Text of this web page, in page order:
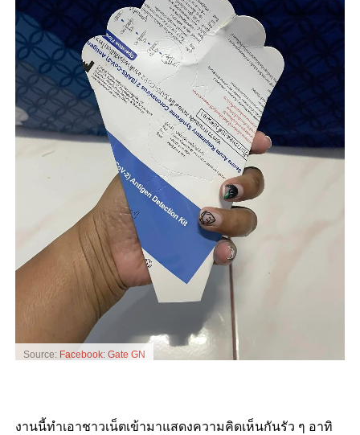
Source: Facebook: Gate GN
งานนี้ทำเอาชาวเน็ตเข้ามาแสดงความคิดเห็นกันรัว ๆ อาทิ